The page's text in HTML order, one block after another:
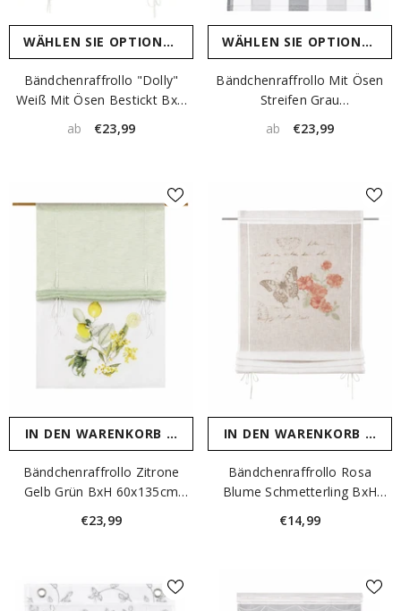
WÄHLEN SIE OPTIONEN
Bändchenraffrollo "Dolly"
Weiß Mit Ösen Bestickt BxH
45/60/80/100x130cm
ab €23,99
WÄHLEN SIE OPTIONEN
Bändchenraffrollo Mit Ösen
Streifen Grau
45/60/80/100x130cm
ab €23,99
IN DEN WARENKORB LEGEN
Bändchenraffrollo Zitrone
Gelb Grün BxH 60x135cm
€23,99
IN DEN WARENKORB
Bändchenraffrollo Rosa
Blume Schmetterling BxH
€14,99